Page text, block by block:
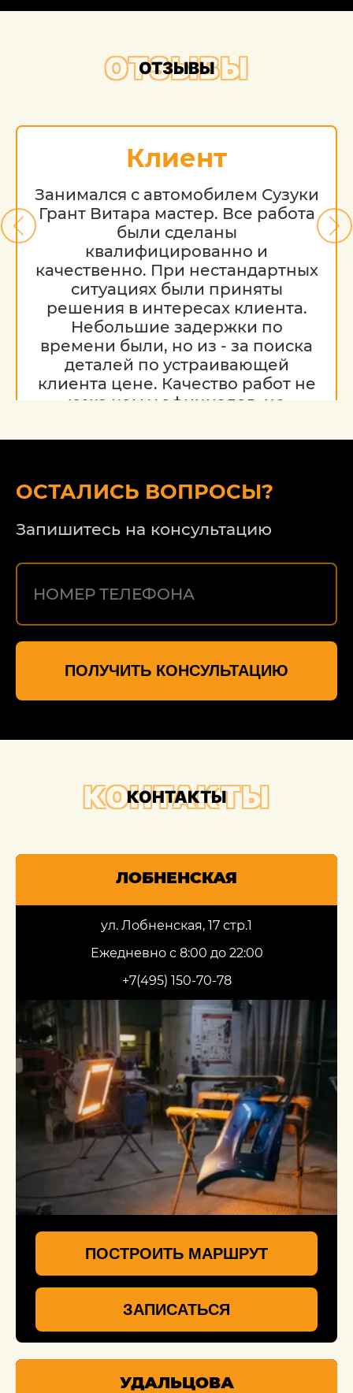
ОТЗЫВЫ
ОТЗЫВЫ
Клиент
Занимался с автомобилем Сузуки
Грант Витара мастер. Все работа
были сделаны
квалифицированно и
качественно. При нестандартных
ситуациях были приняты
решения в интересах клиента.
Небольшие задержки по
времени были, но из - за поиска
деталей по устраивающей
клиента цене. Качество работ не
хуже чем у официалов, но
работу, надеюсь на дальнейшее
ОСТАЛИСЬ ВОПРОСЫ?
Запишитесь на консультацию
ПОЛУЧИТЬ КОНСУЛЬТАЦИЮ
КОНТАКТЫ
КОНТАКТЫ
ЛОБНЕНСКАЯ
ул. Лобненская, 17 стр.1
Ежедневно с 8:00 до 22:00
+7(495) 150-70-78
ПОСТРОИТЬ МАРШРУТ
ЗАПИСАТЬСЯ
УДАЛЬЦОВА